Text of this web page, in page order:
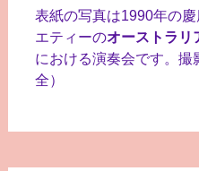
シ
表紙の写真は1990年の
エティーのオーストラリ
における演奏会です。撮
全）